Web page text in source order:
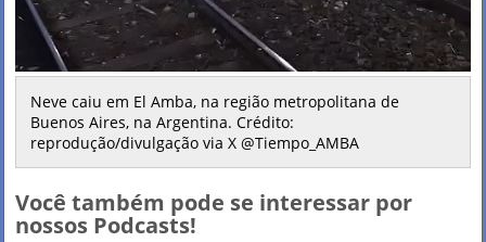
Neve caiu em El Amba, na região metropolitana de
Buenos Aires, na Argentina. Crédito:
reprodução/divulgação via X @Tiempo_AMBA
Você também pode se interessar por
nossos Podcasts!